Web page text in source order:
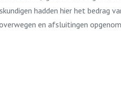
hadden hier het bedrag
en afsluitingen